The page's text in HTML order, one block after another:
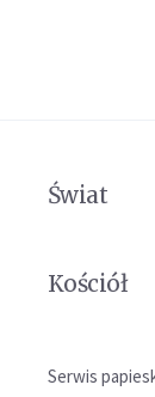
Świat
Kościół
Serwis